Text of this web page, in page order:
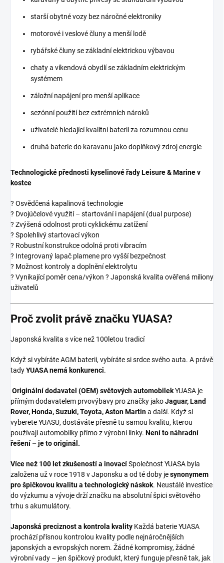
starší obytné vozy bez náročné elektroniky
motorové i veslové čluny a menší lodě
rybářské čluny se základní elektrickou výbavou
chaty a víkendová obydlí se základním elektrickým
systémem
záložní napájení pro menší aplikace
sezónní použití bez extrémních nároků
uživatelé hledající kvalitní baterii za rozumnou cenu
druhá baterie do karavanu jako doplňkový zdroj energie
Technologické přednosti kyselinové řady Leisure & Marine v
kostce
? Osvědčená kapalinová technologie
? Dvojúčelové využití – startování i napájení (dual purpose)
? Zvýšená odolnost proti cyklickému zatížení
? Spolehlivý startovací výkon
? Robustní konstrukce odolná proti vibracím
? Integrovaný lapač plamene pro vyšší bezpečnost
? Možnost kontroly a doplnění elektrolytu
? Vynikající poměr cena/výkon ? Japonská kvalita ověřená miliony
uživatelů
Proč zvolit právě značku YUASA?
Japonská kvalita s více než 100letou tradicí
Když si vybíráte AGM baterii, vybíráte si srdce svého auta. A právě
tadyYUASA nemá konkurenci.
Originální dodavatel (OEM) světových automobilekYUASA je
přímým dodavatelem prvovýbavy pro značky jakoJaguar, Land
Rover, Honda, Suzuki, Toyota, Aston Martina další. Když si
vyberete YUASU, dostáváte přesně tu samou kvalitu, kterou
používají automobilky přímo z výrobní linky. Není to náhradní
řešení – je to originál.
Více než 100 let zkušeností a inovacíSpolečnost YUASA byla
založena už v roce 1918 v Japonsku a od té doby jesynonymem
pro špičkovou kvalitu a technologický náskok. Neustálé investice
do výzkumu a vývoje drží značku na absolutní špici světového
trhu s akumulátory.
Japonská preciznost a kontrola kvality Každá baterie YUASA
prochází přísnou kontrolou kvality podle nejnáročnějších
japonských a evropských norem. Žádné kompromisy, žádné
výrobní vady – jen špičkový produkt, který funguje přesně tak, jak